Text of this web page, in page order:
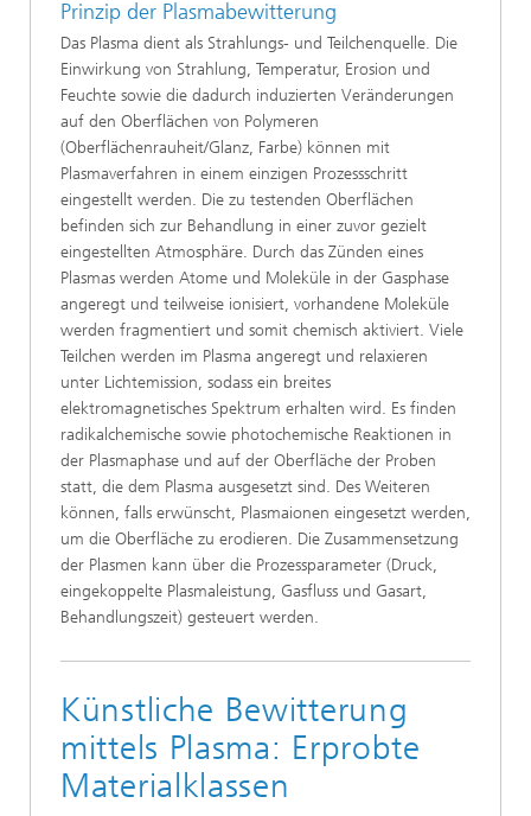
Prinzip der Plasmabewitterung
Das Plasma dient als Strahlungs- und Teilchenquelle. Die
Einwirkung von Strahlung, Temperatur, Erosion und
Feuchte sowie die dadurch induzierten Veränderungen
auf den Oberflächen von Polymeren
(Oberflächenrauheit/Glanz, Farbe) können mit
Plasmaverfahren in einem einzigen Prozessschritt
eingestellt werden. Die zu testenden Oberflächen
befinden sich zur Behandlung in einer zuvor gezielt
eingestellten Atmosphäre. Durch das Zünden eines
Plasmas werden Atome und Moleküle in der Gasphase
angeregt und teilweise ionisiert, vorhandene Moleküle
werden fragmentiert und somit chemisch aktiviert. Viele
Teilchen werden im Plasma angeregt und relaxieren
unter Lichtemission, sodass ein breites
elektromagnetisches Spektrum erhalten wird. Es finden
radikalchemische sowie photochemische Reaktionen in
der Plasmaphase und auf der Oberfläche der Proben
statt, die dem Plasma ausgesetzt sind. Des Weiteren
können, falls erwünscht, Plasmaionen eingesetzt werden,
um die Oberfläche zu erodieren. Die Zusammensetzung
der Plasmen kann über die Prozessparameter (Druck,
eingekoppelte Plasmaleistung, Gasfluss und Gasart,
Behandlungszeit) gesteuert werden.
Künstliche Bewitterung
mittels Plasma: Erprobte
Materialklassen